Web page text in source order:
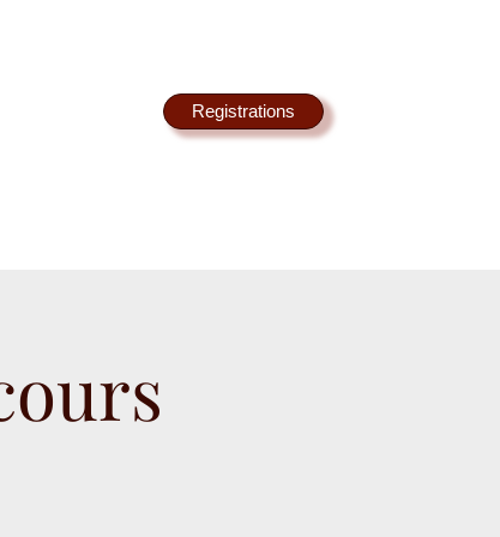
Registrations